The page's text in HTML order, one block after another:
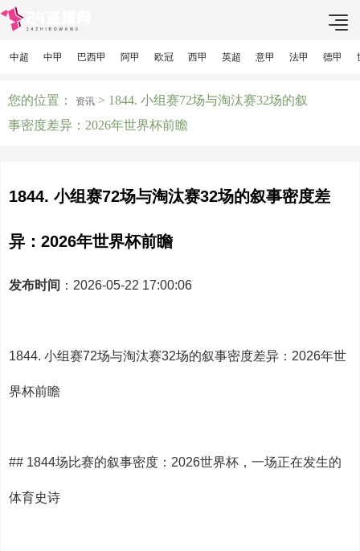
中超 中甲 巴西甲 阿甲 欧冠 西甲 英超 意甲 法甲 德甲
您的位置： 资讯 > 1844. 小组赛72场与淘汰赛32场的叙
事密度差异：2026年世界杯前瞻
1844. 小组赛72场与淘汰赛32场的叙事密度差
异：2026年世界杯前瞻
发布时间 ：2026-05-22 17:00:06
1844. 小组赛72场与淘汰赛32场的叙事密度差异：2026年世
界杯前瞻
## 1844场比赛的叙事密度：2026世界杯，一场正在发生的
体育史诗